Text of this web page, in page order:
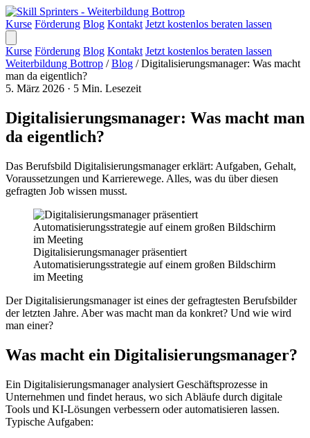
Kurse Förderung Blog Kontakt Jetzt kostenlos beraten lassen
Kurse Förderung Blog Kontakt Jetzt kostenlos beraten lassen
Weiterbildung Bottrop / Blog / Digitalisierungsmanager: Was macht
man da eigentlich?
5. März 2026 · 5 Min. Lesezeit
Digitalisierungsmanager: Was macht man
da eigentlich?
Das Berufsbild Digitalisierungsmanager erklärt: Aufgaben, Gehalt,
Voraussetzungen und Karrierewege. Alles, was du über diesen
gefragten Job wissen musst.
Digitalisierungsmanager präsentiert
Automatisierungsstrategie auf einem großen Bildschirm
im Meeting
Der Digitalisierungsmanager ist eines der gefragtesten Berufsbilder
der letzten Jahre. Aber was macht man da konkret? Und wie wird
man einer?
Was macht ein Digitalisierungsmanager?
Ein Digitalisierungsmanager analysiert Geschäftsprozesse in
Unternehmen und findet heraus, wo sich Abläufe durch digitale
Tools und KI-Lösungen verbessern oder automatisieren lassen.
Typische Aufgaben: